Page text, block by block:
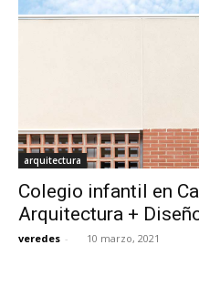
arquitectura
Colegio infantil en
Arquitectura +
veredes - 10 marzo, 2021